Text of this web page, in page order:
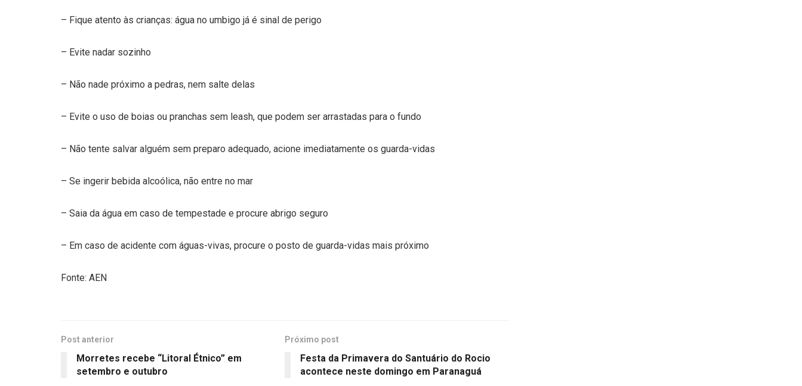
– Fique atento às crianças: água no umbigo já é sinal de perigo
– Evite nadar sozinho
– Não nade próximo a pedras, nem salte delas
– Evite o uso de boias ou pranchas sem leash, que podem ser arrastadas para o fundo
– Não tente salvar alguém sem preparo adequado, acione imediatamente os guarda-vidas
– Se ingerir bebida alcoólica, não entre no mar
– Saia da água em caso de tempestade e procure abrigo seguro
– Em caso de acidente com águas-vivas, procure o posto de guarda-vidas mais próximo
Fonte: AEN
Post anterior
Morretes recebe “Litoral Étnico” em
setembro e outubro
Próximo post
Festa da Primavera do Santuário do Rocio
acontece neste domingo em Paranaguá